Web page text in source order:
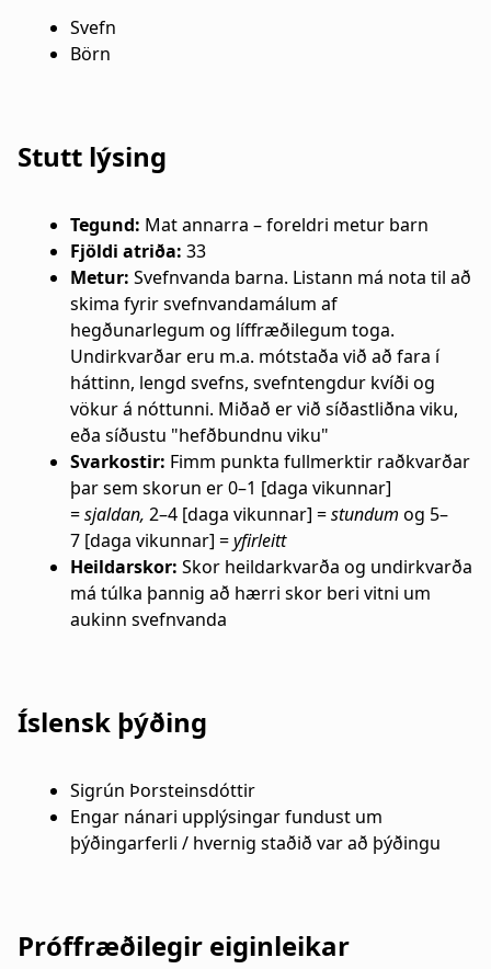
s
Svefn
Börn
Stutt lýsing
Tegund: Mat annarra – foreldri metur barn
Fjöldi atriða: 33
Metur: Svefnvanda barna. Listann má nota til að
skima fyrir svefnvandamálum af
hegðunarlegum og líffræðilegum toga.
Undirkvarðar eru m.a. mótstaða við að fara í
háttinn, lengd svefns, svefntengdur kvíði og
vökur á nóttunni. Miðað er við síðastliðna viku,
eða síðustu "hefðbundnu viku"
Svarkostir: Fimm punkta fullmerktir raðkvarðar
þar sem skorun er 0–1 [daga vikunnar]
=sjaldan, 2–4 [daga vikunnar] =stundum og 5–
7 [daga vikunnar] =yfirleitt
Heildarskor: Skor heildarkvarða og undirkvarða
má túlka þannig að hærri skor beri vitni um
aukinn svefnvanda
Íslensk þýðing
Sigrún Þorsteinsdóttir
Engar nánari upplýsingar fundust um
þýðingarferli / hvernig staðið var að þýðingu
Próffræðilegir eiginleikar